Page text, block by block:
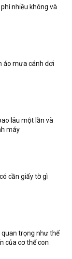
nhiều không và
áo mưa cánh dơi
lâu một lần và
máy
cần giấy tờ gì
quan trọng như thế
của cơ thể con